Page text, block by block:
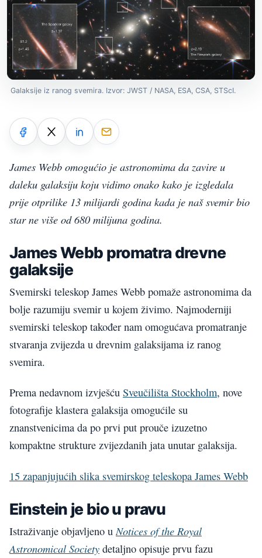
Galaksije iz ranog svemira. Izvor: JWST / NASA, ESA, CSA, STScI.
James Webb omogućio je astronomima da zavire u
daleku galaksiju koju vidimo onako kako je izgledala
prije otprilike 13 milijardi godina kada je naš svemir bio
star ne više od 680 milijuna godina.
James Webb promatra drevne
galaksije
Svemirski teleskop James Webb pomaže astronomima da
bolje razumiju svemir u kojem živimo. Najmoderniji
svemirski teleskop također nam omogućava promatranje
stvaranja zvijezda u drevnim galaksijama iz ranog
svemira.
Prema nedavnom izvješću Sveučilišta Stockholm, nove
fotografije klastera galaksija omogućile su
znanstvenicima da po prvi put prouče izuzetno
kompaktne strukture zvijezdanih jata unutar galaksija.
15 zapanjujućih slika svemirskog teleskopa James Webb
Einstein je bio u pravu
Istraživanje objavljeno u Notices of the Royal
Astronomical Society detaljno opisuje prvu fazu